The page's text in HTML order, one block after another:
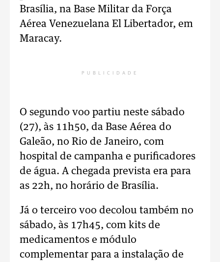
Brasília, na Base Militar da Força
Aérea Venezuelana El Libertador, em
Maracay.
PUBLICIDADE
O segundo voo partiu neste sábado
(27), às 11h50, da Base Aérea do
Galeão, no Rio de Janeiro, com
hospital de campanha e purificadores
de água. A chegada prevista era para
as 22h, no horário de Brasília.
Já o terceiro voo decolou também no
sábado, às 17h45, com kits de
medicamentos e módulo
complementar para a instalação de